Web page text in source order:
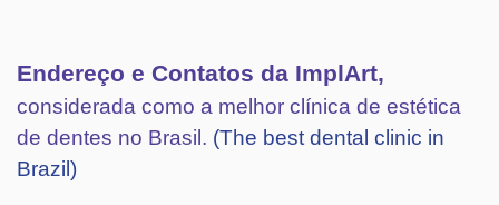
Endereço e Contatos da ImplArt,
considerada como a melhor clínica de estética
de dentes no Brasil. (The best dental clinic in
Brazil)